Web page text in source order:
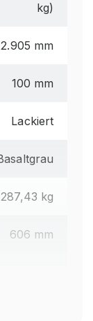
kg)
2.905 mm
100 mm
Lackiert
287,43 kg
606 mm